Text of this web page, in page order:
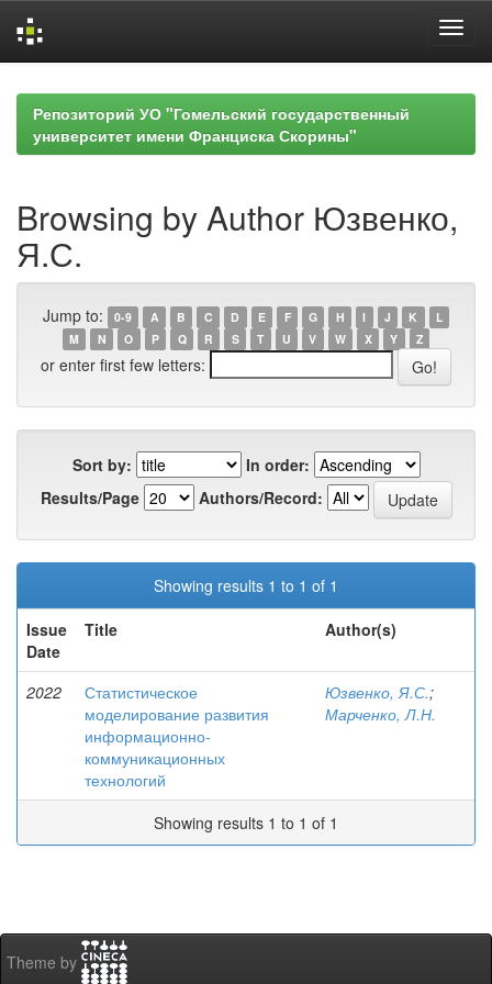
navigationРепозиторий УО "Гомельский государственный
университет имени Франциска Скорины"
Browsing by Author Юзвенко,
Я.С.
Jump to: 0-9 A B C D E F G H I J K
L
M
N O P Q R S T U V W X Y Z
or enter first few letters:
Sort by:
In order:
Results/Page
Authors/Record:
Showing results 1 to 1 of 1
Issue
Date
Title Author(s)
2022
Статистическое
моделирование развития
информационно-
коммуникационных
технологий
Юзвенко, Я.С.;
Марченко, Л.Н.
Showing results 1 to 1 of 1
Theme by